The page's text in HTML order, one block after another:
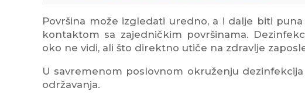
Površina može izgledati uredno, a i dalje biti
kontaktom sa zajedničkim površinama.
oko ne vidi, ali što direktno utiče na zdravlje
U savremenom poslovnom okruženju
održavanja.